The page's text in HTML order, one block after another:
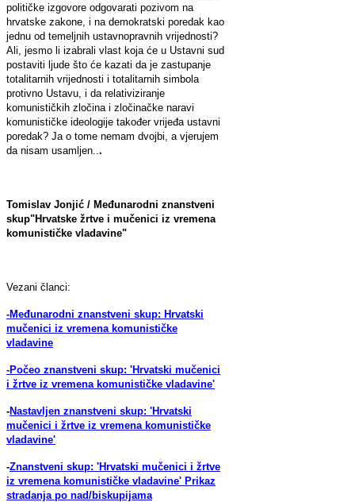
političke izgovore odgovarati pozivom na
hrvatske zakone, i na demokratski poredak kao
jednu od temeljnih ustavnopravnih vrijednosti?
Ali, jesmo li izabrali vlast koja će u Ustavni sud
postaviti ljude što će kazati da je zastupanje
totalitarnih vrijednosti i totalitarnih simbola
protivno Ustavu, i da relativiziranje
komunističkih zločina i zločinačke naravi
komunističke ideologije također vrijeđa ustavni
poredak? Ja o tome nemam dvojbi, a vjerujem
da nisam usamljen.. .
Tomislav Jonjić / Međunarodni znanstveni
skup"Hrvatske žrtve i mučenici iz vremena
komunističke vladavine"
Vezani članci:
-Međunarodni znanstveni skup: Hrvatski
mučenici iz vremena komunističke
vladavine
-Počeo znanstveni skup: 'Hrvatski mučenici
i žrtve iz vremena komunističke vladavine'
-Nastavljen znanstveni skup: 'Hrvatski
mučenici i žrtve iz vremena komunističke
vladavine'
-Znanstveni skup: 'Hrvatski mučenici i žrtve
iz vremena komunističke vladavine' Prikaz
stradanja po nad/biskupijama